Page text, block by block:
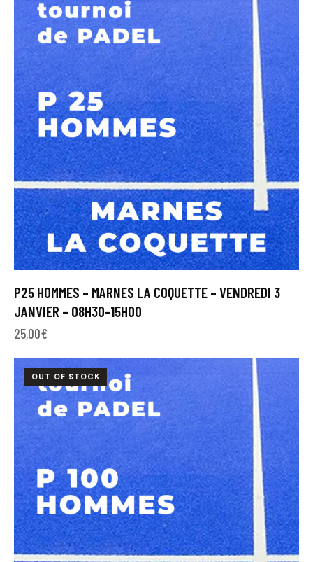
P25 HOMMES – MARNES LA COQUETTE – VENDREDI 3
JANVIER – 08H30-15H00
25,00€
OUT OF STOCK